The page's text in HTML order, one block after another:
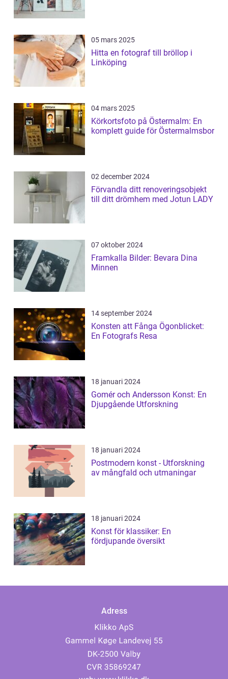
05 mars 2025
Hitta en fotograf till bröllop i
Linköping
04 mars 2025
Körkortsfoto på Östermalm: En
komplett guide för Östermalmsbor
02 december 2024
Förvandla ditt renoveringsobjekt
till ditt drömhem med Jotun LADY
07 oktober 2024
Framkalla Bilder: Bevara Dina
Minnen
14 september 2024
Konsten att Fånga Ögonblicket:
En Fotografs Resa
18 januari 2024
Gomér och Andersson Konst: En
Djupgående Utforskning
18 januari 2024
Postmodern konst - Utforskning
av mångfald och utmaningar
18 januari 2024
Konst för klassiker: En
fördjupande översikt
Adress